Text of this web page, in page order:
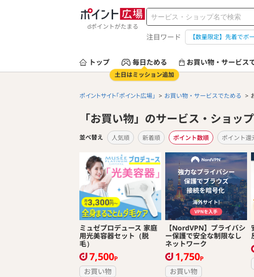
dポイントがたまる
注目ワード 【数量限定】先着でボ
トップ 毎日ためる
土日はミッション追加
お買い物・サービス
ポイントサイト「ポイント広場」 お買い物・サービスでためる
「お買い物」のサービス・ショップ
並べ替え 人気順 新着順 ポイント数順 ポイント還
ミュゼプロデュース 家庭
用光美容器セット（脱
毛）
7,500P
お買い物
【NordVPN】プライバシ
ー保護で安全な制限なし
ネットワーク
1,750P
お買い物